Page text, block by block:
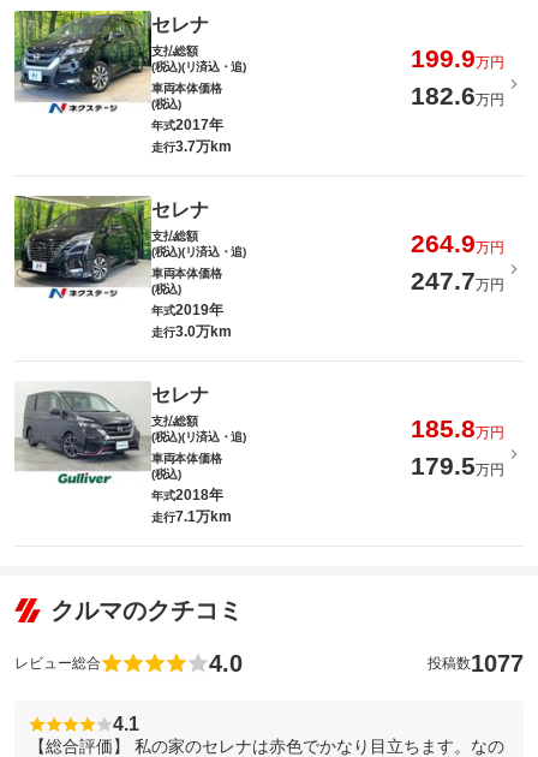
セレナ
支払総額
(税込)(リ済込・追)
199.9万円
車両本体価格
(税込)
182.6万円
年式2017年
走行3.7万km
セレナ
支払総額
(税込)(リ済込・追)
264.9万円
車両本体価格
(税込)
247.7万円
年式2019年
走行3.0万km
セレナ
支払総額
(税込)(リ済込・追)
185.8万円
車両本体価格
(税込)
179.5万円
年式2018年
走行7.1万km
クルマのクチコミ
レビュー総合 4.0 投稿数1077
4.1
【総合評価】 私の家のセレナは赤色でかなり目立ちます。なの